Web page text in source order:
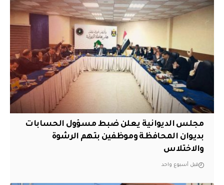
مجلس الديوانية يعلن ضبط مسؤول الحسابات
بديوان المحافظة وموظفين بتهم الرشوة
والاختلاس
قبل أسبوع واحد